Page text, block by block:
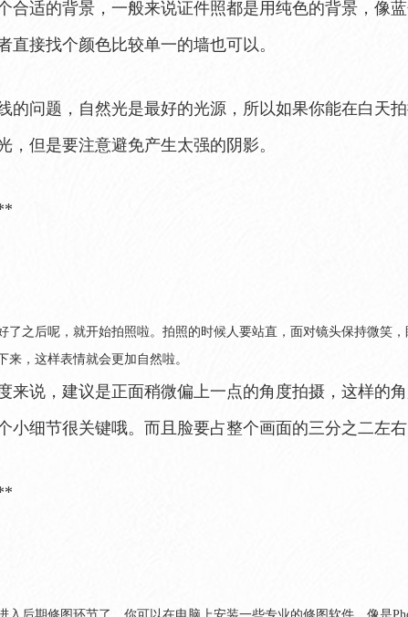
合适的背景，一般来说证件照都是用纯色的背景，像
直接找个颜色比较单一的墙也可以。
的问题，自然光是最好的光源，所以如果你能在白天
，但是要注意避免产生太强的阴影。
了之后呢，就开始拍照啦。拍照的时候人要站直，面对镜头保持微笑
来，这样表情就会更加自然啦。
来说，建议是正面稍微偏上一点的角度拍摄，这样的
小细节很关键哦。而且脸要占整个画面的三分之二左右